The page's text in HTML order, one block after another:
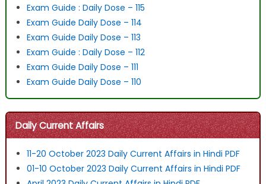
Exam Guide : Daily Dose – 115
Exam Guide Daily Dose – 114
Exam Guide Daily Dose – 113
Exam Guide : Daily Dose – 112
Exam Guide Daily Dose – 111
Exam Guide Daily Dose – 110
Daily Current Affairs
11-20 October 2023 Daily Current Affairs in Hindi PDF
01-10 October 2023 Daily Current Affairs in Hindi PDF